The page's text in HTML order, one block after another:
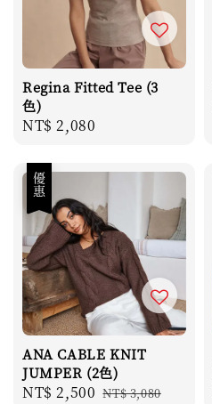
Regina Fitted Tee (3
色)
Regular
NT$ 2,080
優惠
ANA CABLE KNIT
JUMPER (2色)
Sale
NT$ 2,500 Regular
NT$ 3,080